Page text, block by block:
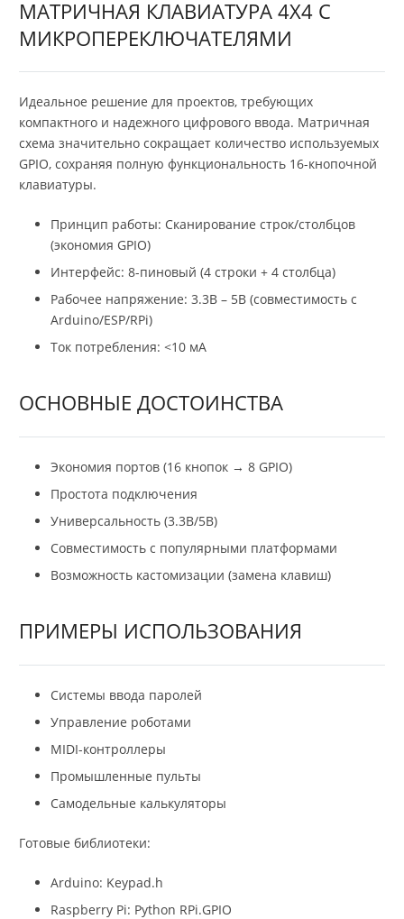
МАТРИЧНАЯ КЛАВИАТУРА 4X4 С
МИКРОПЕРЕКЛЮЧАТЕЛЯМИ
Идеальное решение для проектов, требующих
компактного и надежного цифрового ввода. Матричная
схема значительно сокращает количество используемых
GPIO, сохраняя полную функциональность 16-кнопочной
клавиатуры.
Принцип работы: Сканирование строк/столбцов
(экономия GPIO)
Интерфейс: 8-пиновый (4 строки + 4 столбца)
Рабочее напряжение: 3.3В – 5В (совместимость с
Arduino/ESP/RPi)
Ток потребления: <10 мА
ОСНОВНЫЕ ДОСТОИНСТВА
Экономия портов (16 кнопок → 8 GPIO)
Простота подключения
Универсальность (3.3В/5В)
Совместимость с популярными платформами
Возможность кастомизации (замена клавиш)
ПРИМЕРЫ ИСПОЛЬЗОВАНИЯ
Системы ввода паролей
Управление роботами
MIDI-контроллеры
Промышленные пульты
Самодельные калькуляторы
Готовые библиотеки:
Arduino: Keypad.h
Raspberry Pi: Python RPi.GPIO